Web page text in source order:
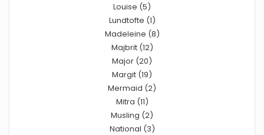
Louise (5)
Lundtofte (1)
Madeleine (8)
Majbrit (12)
Major (20)
Margit (19)
Mermaid (2)
Mitra (11)
Musling (2)
National (3)